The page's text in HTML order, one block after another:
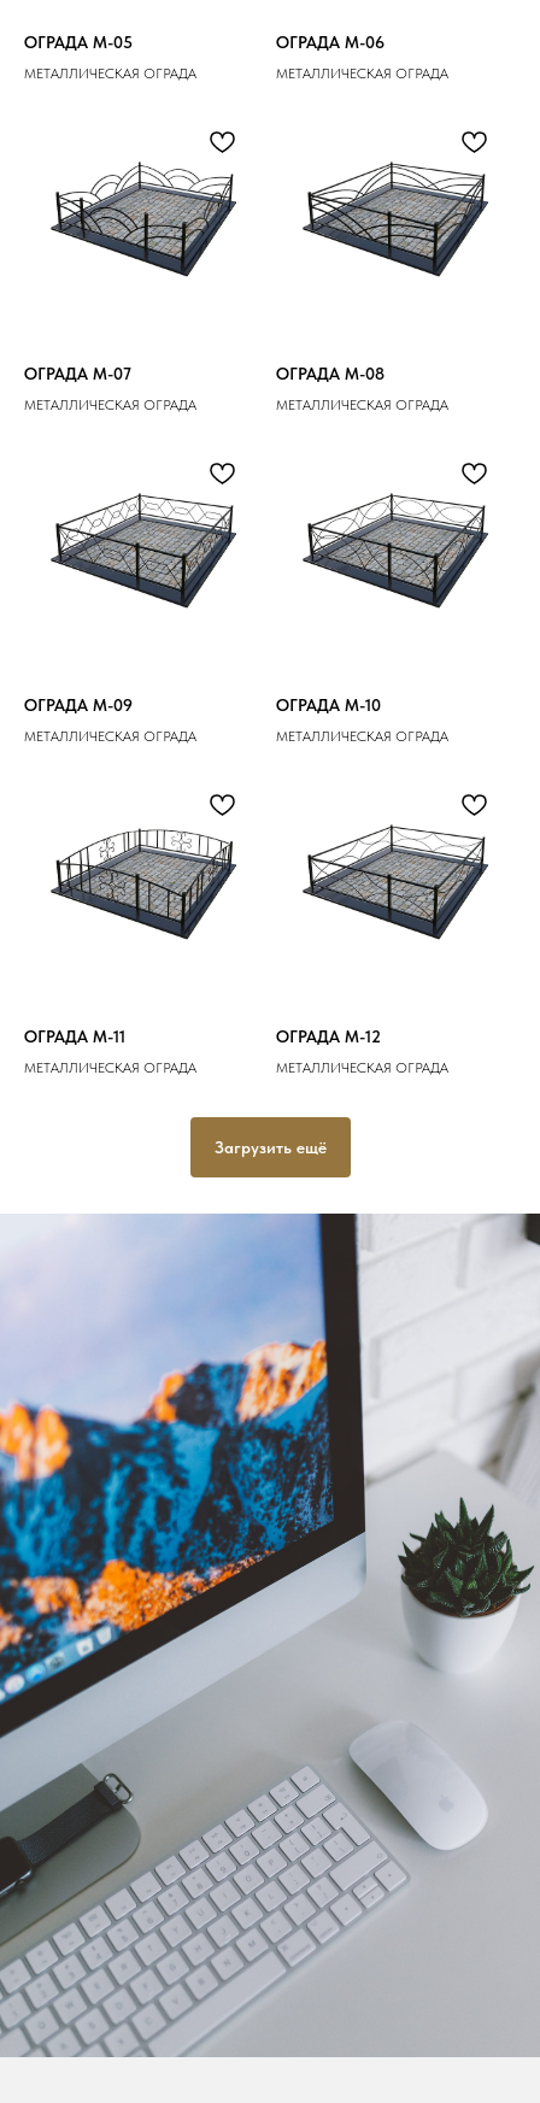
ОГРАДА M-05
МЕТАЛЛИЧЕСКАЯ ОГРАДА
ОГРАДА M-06
МЕТАЛЛИЧЕСКАЯ ОГРАДА
ОГРАДА M-07
МЕТАЛЛИЧЕСКАЯ ОГРАДА
ОГРАДА M-08
МЕТАЛЛИЧЕСКАЯ ОГРАДА
ОГРАДА M-09
МЕТАЛЛИЧЕСКАЯ ОГРАДА
ОГРАДА M-10
МЕТАЛЛИЧЕСКАЯ ОГРАДА
ОГРАДА M-11
МЕТАЛЛИЧЕСКАЯ ОГРАДА
ОГРАДА M-12
МЕТАЛЛИЧЕСКАЯ ОГРАДА
Загрузить ещё